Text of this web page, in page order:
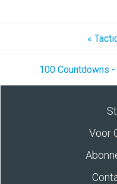
«
100 Countdowns
Voor